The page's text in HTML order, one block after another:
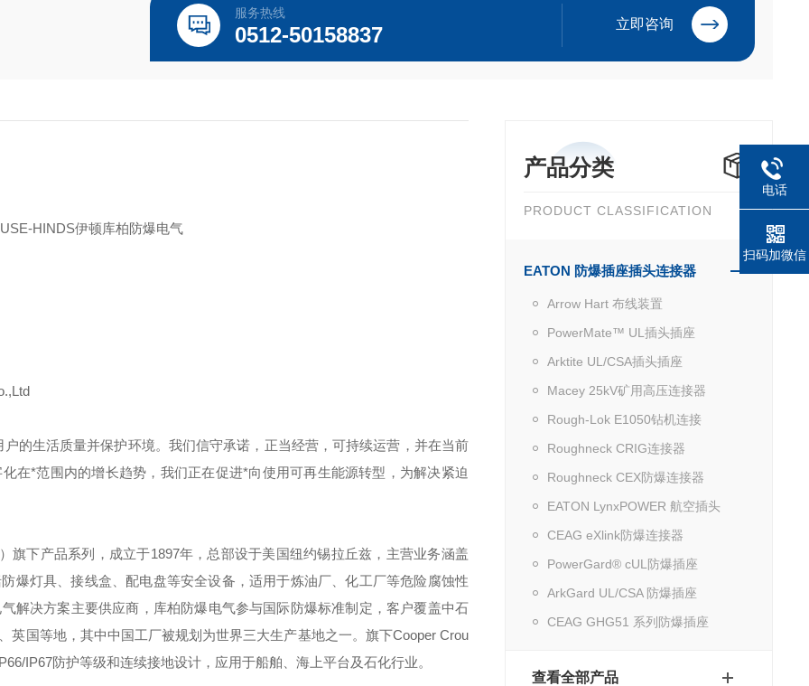
服务热线
0512-50158837 立即咨询
产品分类
PRODUCT CLASSIFICATION
EATON 防爆插座插头连接器
Arrow Hart 布线装置
PowerMate™ UL插头插座
Arktite UL/CSA插头插座
Macey 25kV矿用高压连接器
Rough-Lok E1050钻机连接
Roughneck CRIG连接器
Roughneck CEX防爆连接器
EATON LynxPOWER 航空插头
CEAG eXlink防爆连接器
PowerGard® cUL防爆插座
ArkGard UL/CSA 防爆插座
CEAG GHG51 系列防爆插座
查看全部产品
HINDS伊顿库柏防爆电气
的生活质量并保护环境。我们信守承诺，正当经营，可持续运营，并在当前
在*范围内的增长趋势，我们正在促进*向使用可再生能源转型，为解决紧迫
旗下产品系列，成立于1897年，总部设于美国纽约锡拉丘兹，主营业务涵盖
爆灯具、接线盒、配电盘等安全设备，适用于炼油厂、化工厂等危险腐蚀性
解决方案主要供应商，库柏防爆电气参与国际防爆标准制定，客户覆盖中石
英国等地，其中中国工厂被规划为世界三大生产基地之一。旗下Cooper Crou
IP67防护等级和连续接地设计，应用于船舶、海上平台及石化行业。
电话
扫码加微信